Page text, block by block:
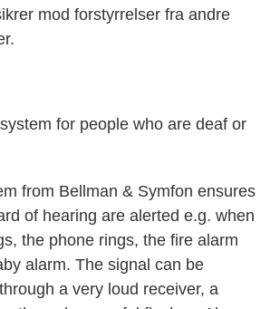
mod forstyrrelser fra andre
for people who are deaf or
from Bellman & Symfon ensures
of hearing are alerted e.g. when
the phone rings, the fire alarm
alarm. The signal can be
a very loud receiver, a